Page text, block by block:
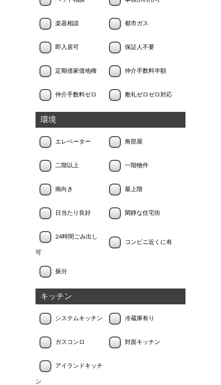
楽器相談 都市ガス
即入居可 保証人不要
定期借家借地権 仲介手数料半額
仲介手数料ゼロ 敷礼ゼロゼロ対応
環境
エレベーター 角部屋
二階以上 一階物件
南向き 最上階
日当たり良好 閑静な住宅街
24時間ごみ出し
可
コンビニ近くに有
振分
キッチン
システムキッチン 冷蔵庫有り
ガスコンロ 対面キッチン
アイランドキッチ
ン